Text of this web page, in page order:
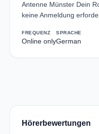
Antenne Münster Dein
keine Anmeldung
FREQUENZ
Online only
SPRACHE
German
Hörerbewertungen